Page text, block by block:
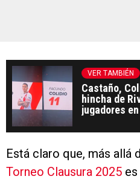
VER TAMBIÉN
Castaño,
hincha de
jugadores
Está claro que, más allá
Torneo Clausura 2025